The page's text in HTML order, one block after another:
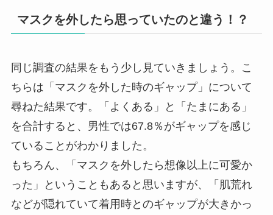
マスクを外したら思っていたのと違う！？
同じ調査の結果をもう少し見ていきましょう。こ
ちらは「マスクを外した時のギャップ」について
尋ねた結果です。「よくある」と「たまにある」
を合計すると、男性では67.8％がギャップを感じ
ていることがわかりました。
もちろん、「マスクを外したら想像以上に可愛か
った」ということもあると思いますが、「肌荒れ
などが隠れていて着用時とのギャップが大きかっ